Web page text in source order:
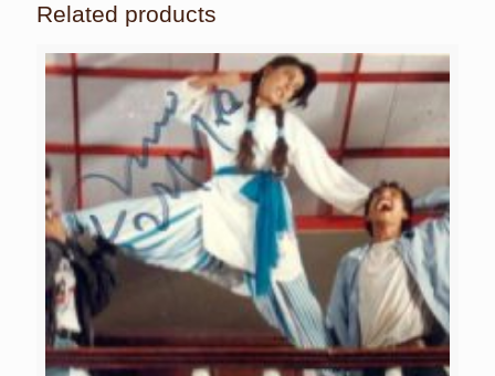
Related products